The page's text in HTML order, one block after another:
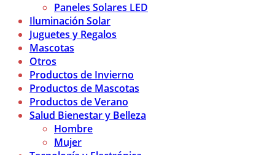
Paneles Solares LED
Iluminación Solar
Juguetes y Regalos
Mascotas
Otros
Productos de Invierno
Productos de Mascotas
Productos de Verano
Salud Bienestar y Belleza
Hombre
Mujer